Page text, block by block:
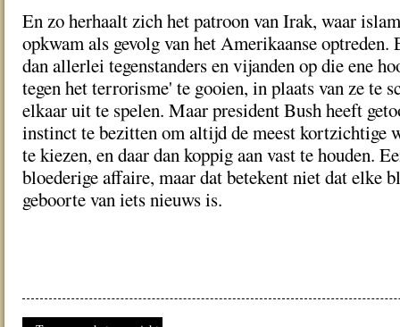
En zo herhaalt zich het patroon van Irak, waar
opkwam als gevolg van het Amerikaanse optreden.
dan allerlei tegenstanders en vijanden op die ene
tegen het terrorisme' te gooien, in plaats van ze te
elkaar uit te spelen. Maar president Bush heeft
instinct te bezitten om altijd de meest kortzichtige
te kiezen, en daar dan koppig aan vast te houden.
bloederige affaire, maar dat betekent niet dat elke
geboorte van iets nieuws is.